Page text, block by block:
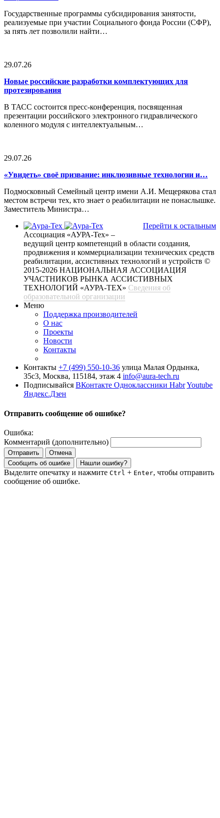
Государственные программы субсидирования занятости,
реализуемые при участии Социального фонда России (СФР),
за пять лет позволили найти…
29.07.26
Новые российские разработки комплектующих для
протезирования
В ТАСС состоится пресс-конференция, посвященная
презентации российского электронного гидравлического
коленного модуля с интеллектуальным…
29.07.26
«Увидеть» своё призвание: инклюзивные технологии и…
Подмосковный Семейный центр имени А.И. Мещерякова стал
местом встречи тех, кто знает о реабилитации не понаслышке.
Заместитель Министра…
Перейти к остальным
Ассоциация «АУРА-Тех» –
ведущий центр компетенций в области создания,
продвижения и коммерциализации технических средств
реабилитации, ассистивных технологий и устройств ©
2015-2026 НАЦИОНАЛЬНАЯ АССОЦИАЦИЯ
УЧАСТНИКОВ РЫНКА АССИСТИВНЫХ
ТЕХНОЛОГИЙ «АУРА-ТЕХ» Сведения об
образовательной организации
Меню
Поддержка производителей
О нас
Проекты
Новости
Контакты
Контакты +7 (499) 550-10-36 улица Малая Ордынка,
35с3, Москва, 115184, этаж 4 info@aura-tech.ru
Подписывайся ВКонтакте Одноклассники HabrYoutube
Яндекс.Дзен
Отправить сообщение об ошибке?
Ошибка:
Комментарий (дополнительно)
Отправить
Отмена
Сообщить об ошибке
Нашли ошибку?
Выделите опечатку и нажмите Ctrl + Enter, чтобы отправить
сообщение об ошибке.